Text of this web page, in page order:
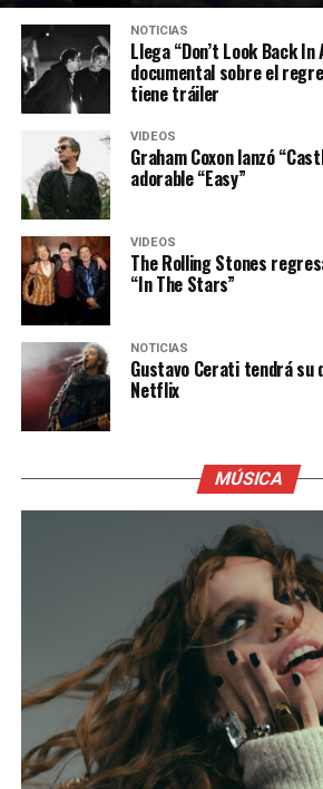
NOTICIAS
Llega “Don’t Look Back
documental sobre el
tiene tráiler
VIDEOS
Graham Coxon lanzó
adorable “Easy”
VIDEOS
The Rolling Stones
“In The Stars”
NOTICIAS
Gustavo Cerati tendrá su
Netflix
MÚSICA